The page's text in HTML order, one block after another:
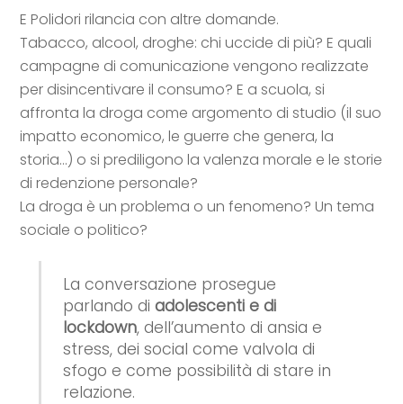
E Polidori rilancia con altre domande.
Tabacco, alcool, droghe: chi uccide di più? E quali
campagne di comunicazione vengono realizzate
per disincentivare il consumo? E a scuola, si
affronta la droga come argomento di studio (il suo
impatto economico, le guerre che genera, la
storia…) o si prediligono la valenza morale e le storie
di redenzione personale?
La droga è un problema o un fenomeno? Un tema
sociale o politico?
La conversazione prosegue
parlando diadolescenti e di
lockdown, dell’aumento di ansia e
stress, dei social come valvola di
sfogo e come possibilità di stare in
relazione.